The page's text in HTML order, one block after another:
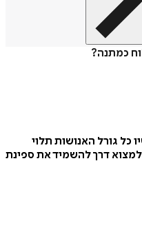
כמתנה?
כל גורל האנושות תלוי
דרך להשמיד את ספינת